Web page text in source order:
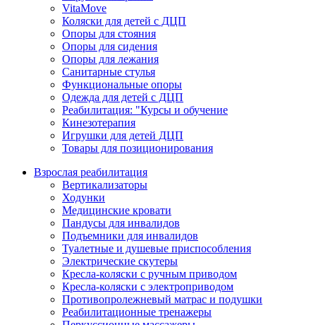
VitaMove
Коляски для детей с ДЦП
Опоры для стояния
Опоры для сидения
Опоры для лежания
Санитарные стулья
Функциональные опоры
Одежда для детей с ДЦП
Реабилитация: "Курсы и обучение
Кинезотерапия
Игрушки для детей ДЦП
Товары для позиционирования
Взрослая реабилитация
Вертикализаторы
Ходунки
Медицинские кровати
Пандусы для инвалидов
Подъемники для инвалидов
Туалетные и душевые приспособления
Электрические скутеры
Кресла-коляски с ручным приводом
Кресла-коляски с электроприводом
Противопролежневый матрас и подушки
Реабилитационные тренажеры